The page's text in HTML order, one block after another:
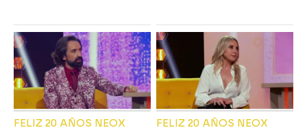
FELIZ 20 AÑOS NEOX FELIZ 20 AÑOS NEOX